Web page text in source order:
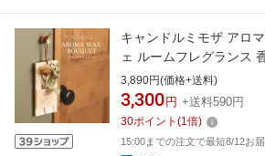
キャンドルミモザ アロ
ェ ルームフレグランス
ー 吊り下げ おしゃれ か
掛け 飾り ウォールデコ
グ 玄関 トイレ クローゼ
物 贈り物 プレゼント ギ
3,890円(価格+送料)
3,300 円 +送料590円
30ポイント (1倍)
15:00までの注文で最短8/12お